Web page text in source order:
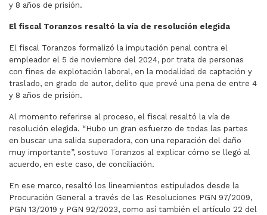
y 8 años de prisión.
El fiscal Toranzos resaltó la vía de resolución elegida
El fiscal Toranzos formalizó la imputación penal contra el
empleador el 5 de noviembre del 2024, por trata de personas
con fines de explotación laboral, en la modalidad de captación y
traslado, en grado de autor, delito que prevé una pena de entre 4
y 8 años de prisión.
Al momento referirse al proceso, el fiscal resaltó la vía de
resolución elegida. “Hubo un gran esfuerzo de todas las partes
en buscar una salida superadora, con una reparación del daño
muy importante”, sostuvo Toranzos al explicar cómo se llegó al
acuerdo, en este caso, de conciliación.
En ese marco, resaltó los lineamientos estipulados desde la
Procuración General a través de las Resoluciones PGN 97/2009,
PGN 13/2019 y PGN 92/2023, como así también el artículo 22 del